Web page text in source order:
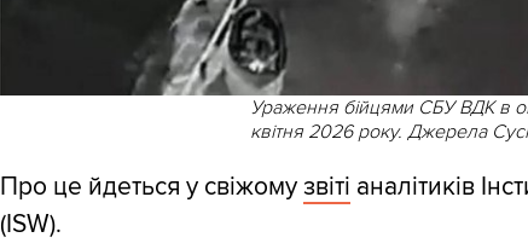
Ураження бійцями СБУ ВДК в
квітня 2026 року. Джерела
Про це йдеться у свіжому звіті аналітиків
(ISW).